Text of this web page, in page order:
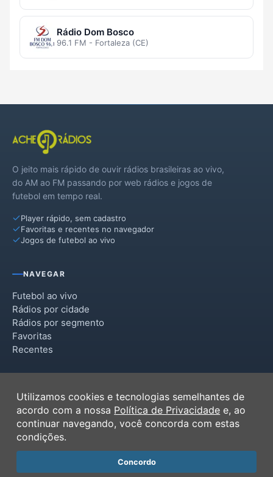
Rádio Dom Bosco
96.1 FM - Fortaleza (CE)
O jeito mais rápido de ouvir rádios brasileiras ao vivo,
do AM ao FM passando por web rádios e jogos de
futebol em tempo real.
Player rápido, sem cadastro
Favoritas e recentes no navegador
Jogos de futebol ao vivo
NAVEGAR
Futebol ao vivo
Rádios por cidade
Rádios por segmento
Favoritas
Recentes
Termos de Uso
Política de Privacidade
Ferramentas
Contato
Utilizamos cookies e tecnologias semelhantes de
acordo com a nossa Política de Privacidade e, ao
continuar navegando, você concorda com estas
condições.
Concordo